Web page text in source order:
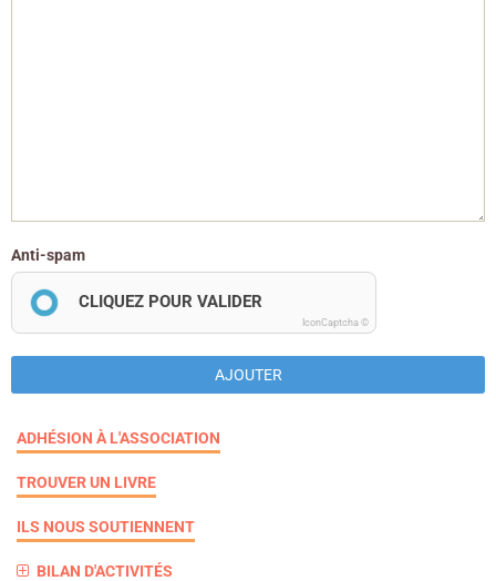
Anti-spam
CLIQUEZ POUR VALIDER
IconCaptcha ©
AJOUTER
ADHÉSION À L'ASSOCIATION
TROUVER UN LIVRE
ILS NOUS SOUTIENNENT
BILAN D'ACTIVITÉS